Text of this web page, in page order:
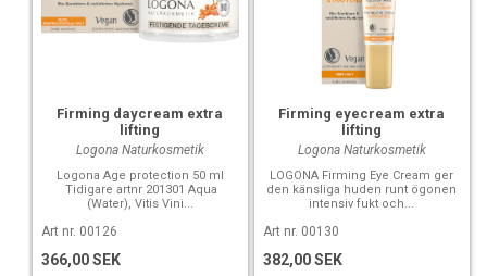
Firming daycream extra
lifting
Logona Naturkosmetik
Logona Age protection 50 ml
Tidigare artnr 201301 Aqua
(Water), Vitis Vini...
Art nr. 00126
366,00 SEK
Firming eyecream extra
lifting
Logona Naturkosmetik
LOGONA Firming Eye Cream ger
den känsliga huden runt ögonen
intensiv fukt och...
Art nr. 00130
382,00 SEK